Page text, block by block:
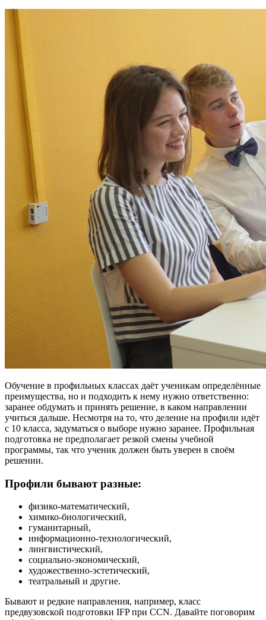
Обучение в профильных классах даёт ученикам определённые
преимущества, но и подходить к нему нужно ответственно:
заранее обдумать и принять решение, в каком направлении
учиться дальше. Несмотря на то, что деление на профили идёт
с 10 класса, задуматься о выборе нужно заранее. Профильная
подготовка не предполагает резкой смены учебной
программы, так что ученик должен быть уверен в своём
решении.
Профили бывают разные:
физико-математический,
химико-биологический,
гуманитарный,
информационно-технологический,
лингвистический,
социально-экономический,
художественно-эстетический,
театральный и другие.
Бывают и редкие направления, например, класс
предвузовской подготовки IFP при CCN. Давайте поговорим